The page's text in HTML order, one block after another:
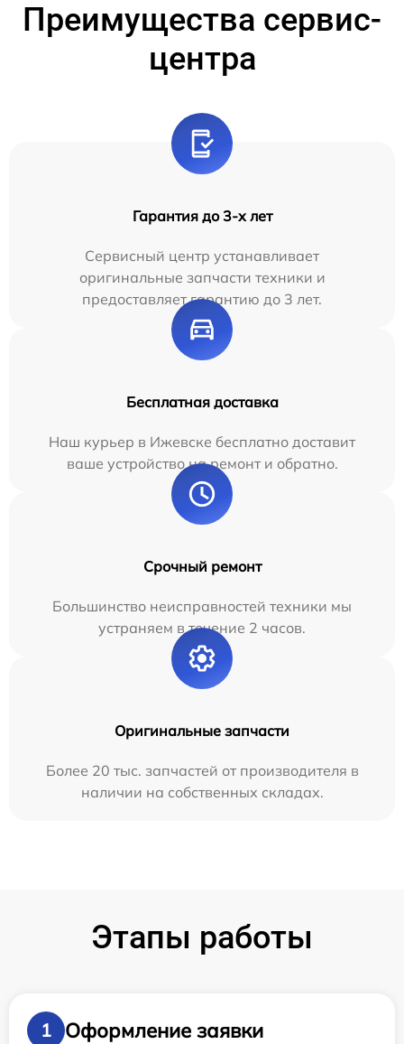
Преимущества сервис-
центра
Гарантия до 3-х лет
Сервисный центр устанавливает
оригинальные запчасти техники и
предоставляет гарантию до 3 лет.
Бесплатная доставка
Наш курьер в Ижевске бесплатно доставит
ваше устройство на ремонт и обратно.
Срочный ремонт
Большинство неисправностей техники мы
устраняем в течение 2 часов.
Оригинальные запчасти
Более 20 тыс. запчастей от производителя в
наличии на собственных складах.
Этапы работы
1
Оформление заявки